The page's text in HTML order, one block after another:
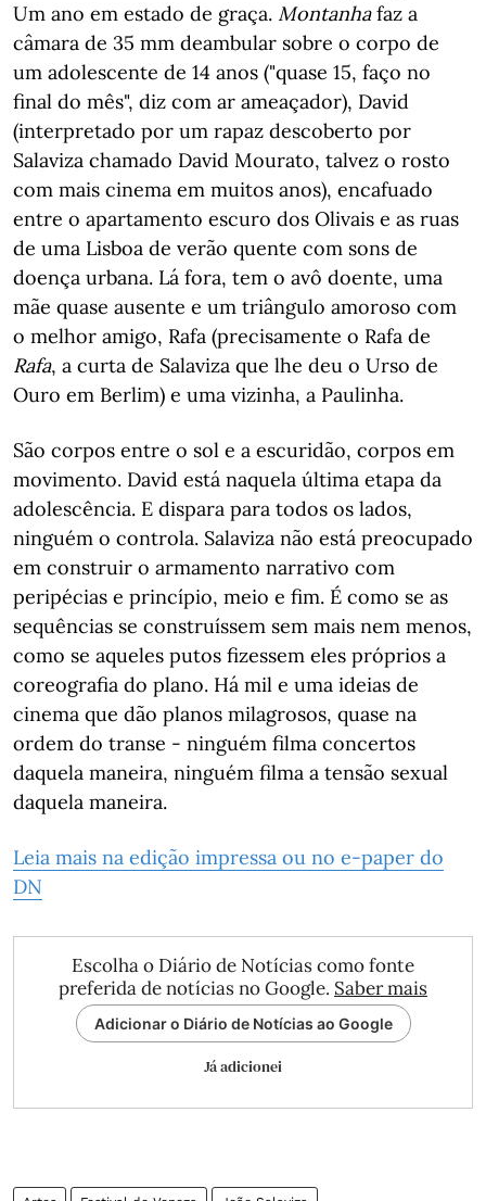
Um ano em estado de graça. Montanhafaz a
câmara de 35 mm deambular sobre o corpo de
um adolescente de 14 anos ("quase 15, faço no
final do mês", diz com ar ameaçador), David
(interpretado por um rapaz descoberto por
Salaviza chamado David Mourato, talvez o rosto
com mais cinema em muitos anos), encafuado
entre o apartamento escuro dos Olivais e as ruas
de uma Lisboa de verão quente com sons de
doença urbana. Lá fora, tem o avô doente, uma
mãe quase ausente e um triângulo amoroso com
o melhor amigo, Rafa (precisamente o Rafa de
Rafa, a curta de Salaviza que lhe deu o Urso de
Ouro em Berlim) e uma vizinha, a Paulinha.
São corpos entre o sol e a escuridão, corpos em
movimento. David está naquela última etapa da
adolescência. E dispara para todos os lados,
ninguém o controla. Salaviza não está preocupado
em construir o armamento narrativo com
peripécias e princípio, meio e fim. É como se as
sequências se construíssem sem mais nem menos,
como se aqueles putos fizessem eles próprios a
coreografia do plano. Há mil e uma ideias de
cinema que dão planos milagrosos, quase na
ordem do transe - ninguém filma concertos
daquela maneira, ninguém filma a tensão sexual
daquela maneira.
Leia mais na edição impressa ou no e-paper do
DN
Escolha o Diário de Notícias como fonte
preferida de notícias no Google. Saber mais
Adicionar o Diário de Notícias ao Google
Já adicionei